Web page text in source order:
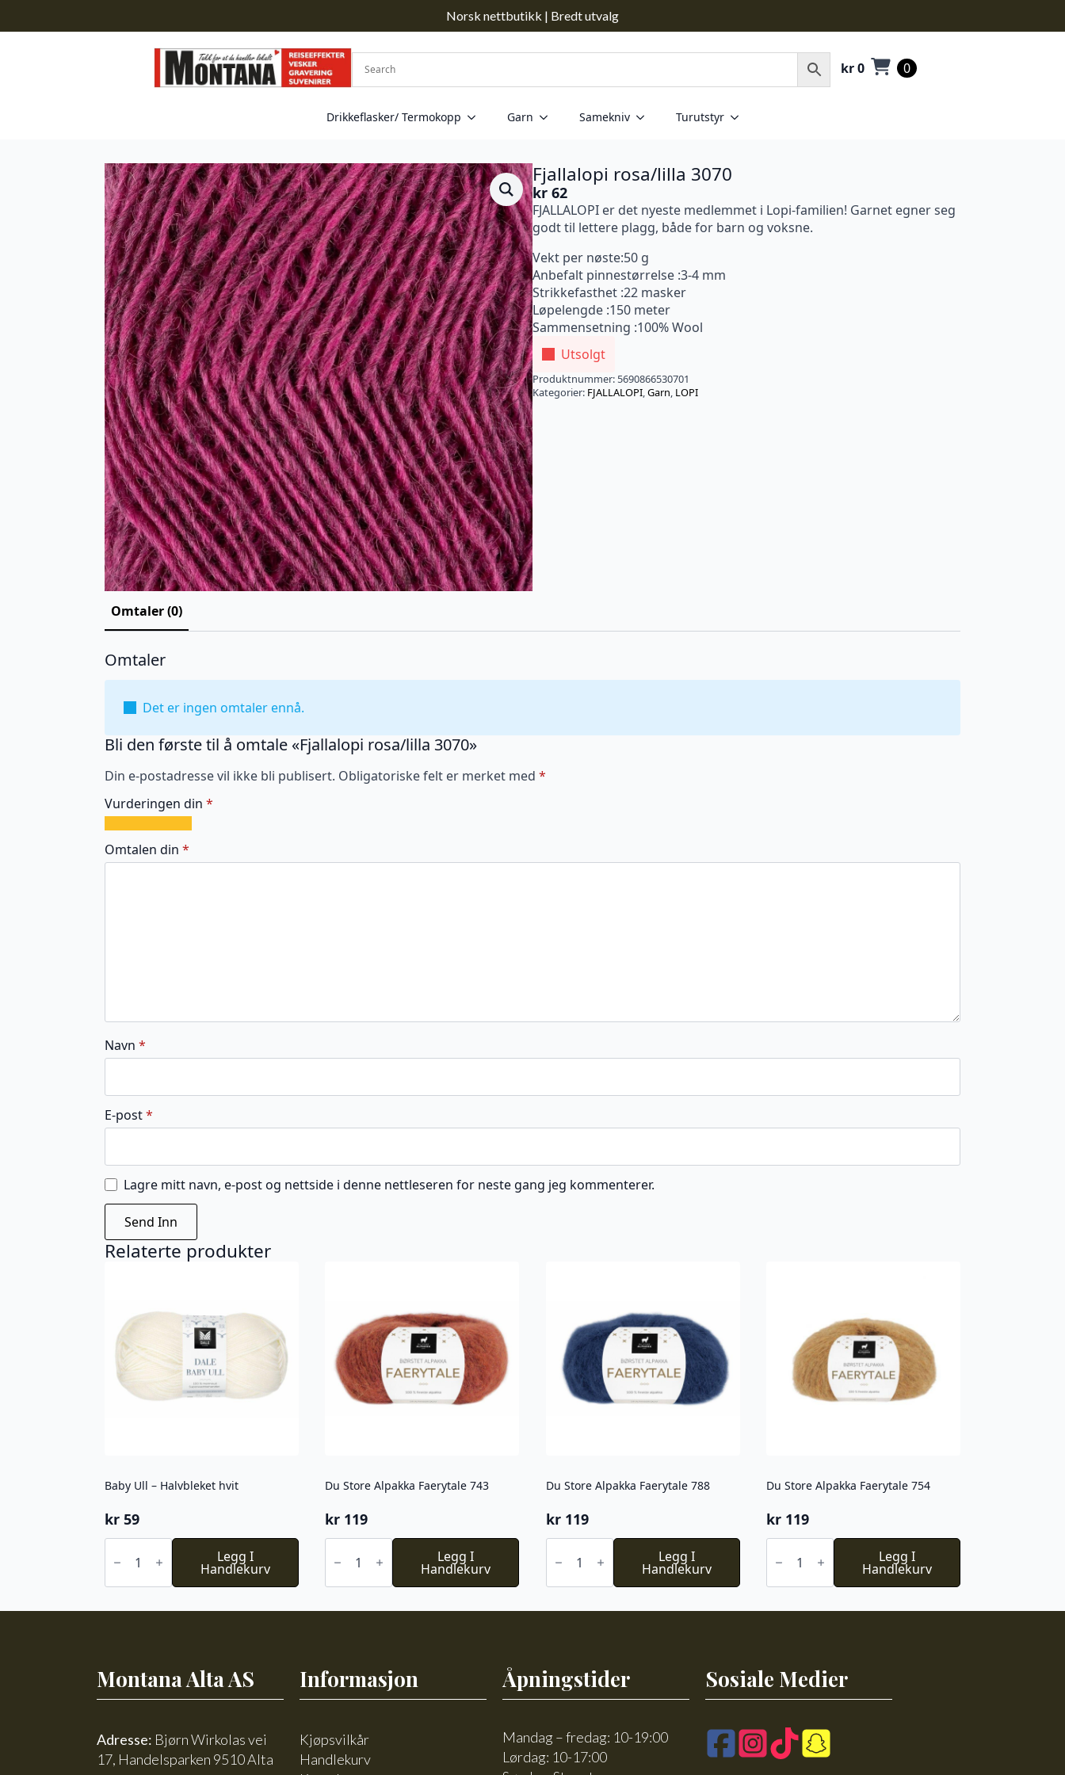
Norsk nettbutikk | Bredt utvalg
kr0 0
Drikkeflasker/ Termokopp Garn Samekniv Turutstyr
Fjallalopi rosa/lilla 3070
kr 62
FJALLALOPI er det nyeste medlemmet i Lopi-familien! Garnet egner seg
godt til lettere plagg, både for barn og voksne.
Vekt per nøste:50 g
Anbefalt pinnestørrelse :3-4 mm
Strikkefasthet :22 masker
Løpelengde :150 meter
Sammensetning :100% Wool
Utsolgt
Produktnummer: 5690866530701
Kategorier: FJALLALOPI,Garn, LOPI
Omtaler (0)
Omtaler
Det er ingen omtaler ennå.
Bli den første til å omtale «Fjallalopi rosa/lilla 3070»
Din e-postadresse vil ikke bli publisert. Obligatoriske felt er merket med *
Vurderingen din *
av
5
av
5
av
5
av
5
av
5
Omtalen din *
Navn *
E-post*
Lagre mitt navn, e-post og nettside i denne nettleseren for neste gang jeg kommenterer.
Relaterte produkter
Baby Ull – Halvbleket hvit
kr 59
Baby
Halvbleket
antall
Legg I
Handlekurv
Du Store Alpakka Faerytale 743
kr 119
Du
Store
Alpakka
Faerytale
antall
Legg I
Handlekurv
Du Store Alpakka Faerytale 788
kr119
Du
Store
Alpakka
Faerytale
antall
Legg I
Handlekurv
Du Store Alpakka Faerytale 754
kr 119
Du
Store
Alpakka
Faerytale
antall
Legg I
Handlekurv
Montana Alta AS
Adresse: Bjørn Wirkolas vei
17, Handelsparken 9510 Alta
Informasjon
Kjøpsvilkår
Handlekurv
Åpningstider
Mandag – fredag: 10-19:00
Lørdag: 10-17:00
Sosiale Medier